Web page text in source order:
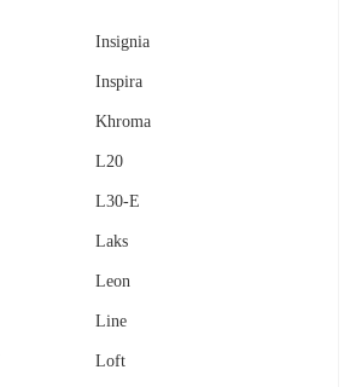
Insignia
Inspira
Khroma
L20
L30-E
Laks
Leon
Line
Loft